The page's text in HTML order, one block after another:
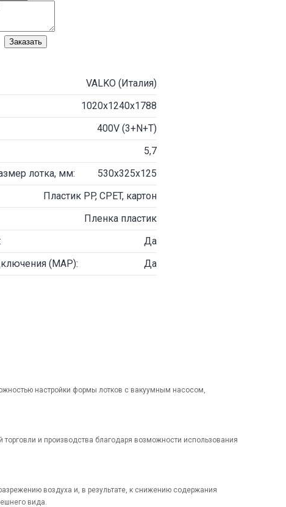
Заказать
VALKO (Италия)
1020х1240х1788
400V (3+N+T)
5,7
лотка, мм:
530x325х125
Пластик PP, CPET, картон
Пленка пластик
Да
(MAP):
Да
настройки формы лотков с вакуумным насосом,
и производства благодаря возможности использования
воздуха и, в результате, к снижению содержания
вида.